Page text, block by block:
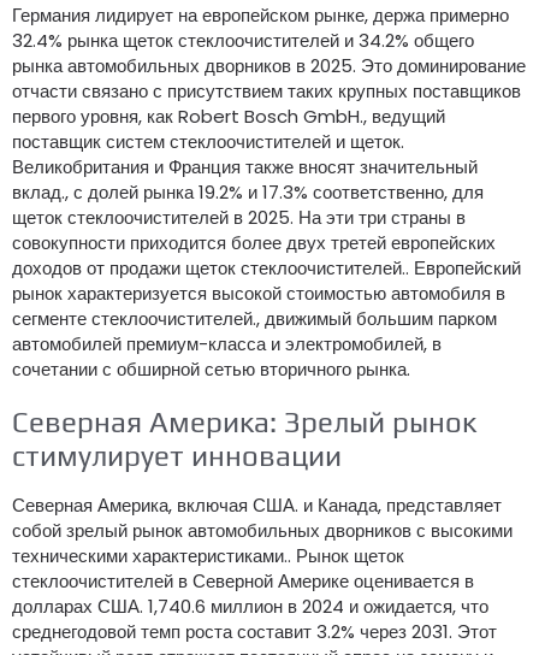
Германия лидирует на европейском рынке, держа примерно
32.4% рынка щеток стеклоочистителей и 34.2% общего
рынка автомобильных дворников в 2025. Это доминирование
отчасти связано с присутствием таких крупных поставщиков
первого уровня, как Robert Bosch GmbH., ведущий
поставщик систем стеклоочистителей и щеток.
Великобритания и Франция также вносят значительный
вклад., с долей рынка 19.2% и 17.3% соответственно, для
щеток стеклоочистителей в 2025. На эти три страны в
совокупности приходится более двух третей европейских
доходов от продажи щеток стеклоочистителей.. Европейский
рынок характеризуется высокой стоимостью автомобиля в
сегменте стеклоочистителей., движимый большим парком
автомобилей премиум-класса и электромобилей, в
сочетании с обширной сетью вторичного рынка.
Северная Америка: Зрелый рынок
стимулирует инновации
Северная Америка, включая США. и Канада, представляет
собой зрелый рынок автомобильных дворников с высокими
техническими характеристиками.. Рынок щеток
стеклоочистителей в Северной Америке оценивается в
долларах США. 1,740.6 миллион в 2024 и ожидается, что
среднегодовой темп роста составит 3.2% через 2031. Этот